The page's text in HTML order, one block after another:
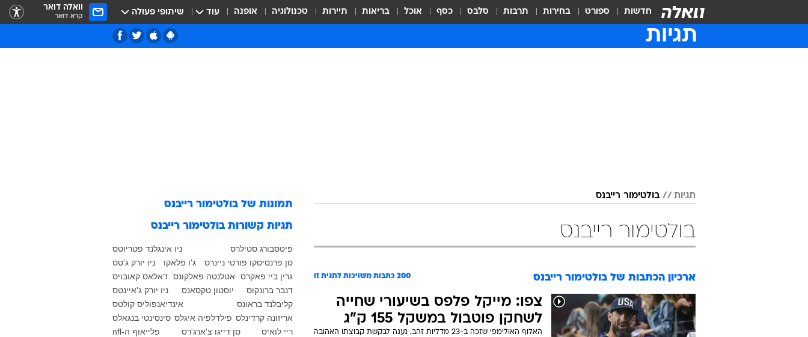
חדשות ספורט בחירות תרבות סלבס כסף אוכל בריאות תיירות טכנולוגיה אופנה עוד שיתופי פעולה וואלה דואר
קרא דואר
תגיות
תגיות בולטימור רייבנס
בולטימור רייבנס
ארכיון הכתבות של בולטימור רייבנס 200 כתבות משויכות לתגית זו
צפו: מייקל פלפס בשיעורי שחייה
לשחקן פוטבול במשקל 155 ק"ג
האלוף האולימפי שזכה ב-23 מדליות זהב, נענה לבקשת קבוצתו האהובה
תמונות של בולטימור רייבנס
תגיות קשורות בולטימור רייבנס
פיטסבורג סטילרס
ניו אינגלנד פטריוטס
סן פרנסיסקו פורטי ניינרס
ג'ו פלאקו
ניו יורק ג'טס
גרין ביי פאקרס
אטלנטה פאלקונס דאלאס קאובויס
דנבר ברונקוס
יוסטון טקסאנס
ניו יורק ג'איינטס
קליבלנד בראונס
אינדיאנפוליס קולטס
אריזונה קרדינלס פילדלפיה איגלס סינסינטי בנגאלס
ריי לואיס
סן דייגו צ'ארג'רס
פלייאוף ה-nfl